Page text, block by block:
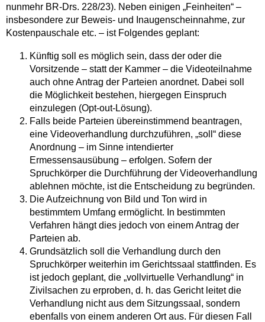
nunmehr BR-Drs. 228/23). Neben einigen „Feinheiten“ –
insbesondere zur Beweis- und Inaugenscheinnahme, zur
Kostenpauschale etc. – ist Folgendes geplant:
Künftig soll es möglich sein, dass der oder die
Vorsitzende – statt der Kammer – die Videoteilnahme
auch ohne Antrag der Parteien anordnet. Dabei soll
die Möglichkeit bestehen, hiergegen Einspruch
einzulegen (Opt-out-Lösung).
Falls beide Parteien übereinstimmend beantragen,
eine Videoverhandlung durchzuführen, „soll“ diese
Anordnung – im Sinne intendierter
Ermessensausübung – erfolgen. Sofern der
Spruchkörper die Durchführung der Videoverhandlung
ablehnen möchte, ist die Entscheidung zu begründen.
Die Aufzeichnung von Bild und Ton wird in
bestimmtem Umfang ermöglicht. In bestimmten
Verfahren hängt dies jedoch von einem Antrag der
Parteien ab.
Grundsätzlich soll die Verhandlung durch den
Spruchkörper weiterhin im Gerichtssaal stattfinden. Es
ist jedoch geplant, die „vollvirtuelle Verhandlung“ in
Zivilsachen zu erproben, d. h. das Gericht leitet die
Verhandlung nicht aus dem Sitzungssaal, sondern
ebenfalls von einem anderen Ort aus. Für diesen Fall